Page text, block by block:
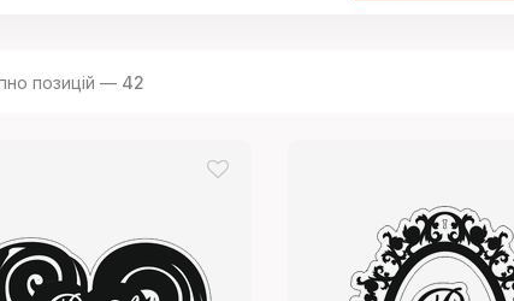
позицій — 42